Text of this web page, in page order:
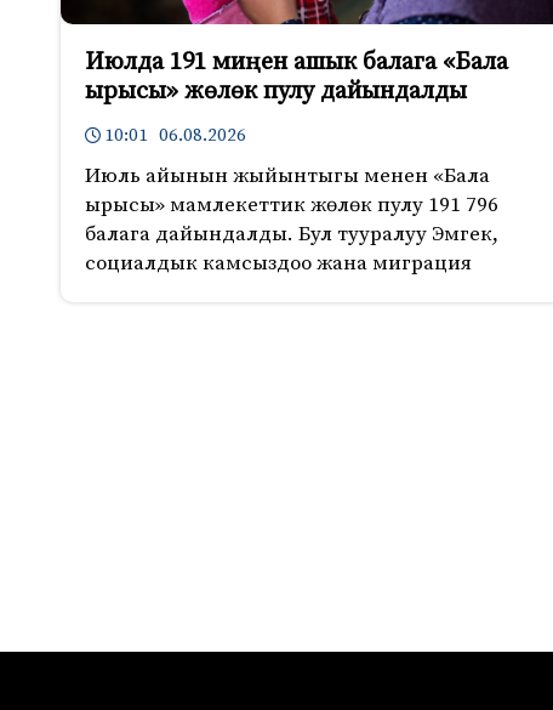
Июлда 191 миңен ашык балага «Бала
ырысы» жөлөк пулу дайындалды
10:01 06.08.2026
Июль айынын жыйынтыгы менен «Бала
ырысы» мамлекеттик жөлөк пулу 191 796
балага дайындалды. Бул тууралуу Эмгек,
социалдык камсыздоо жана миграция